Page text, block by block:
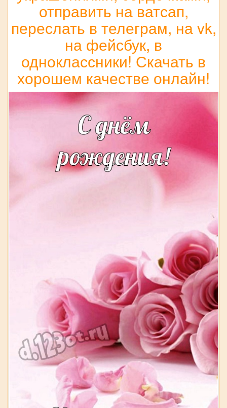
отправить на ватсап,
переслать в телеграм, на vk,
на фейсбук, в
одноклассники! Скачать в
хорошем качестве онлайн!